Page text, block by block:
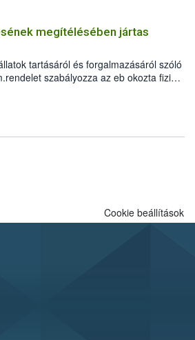
megítélésében jártas
tartásáról és forgalmazásáról szóló
szabályozza az eb okozta fizikai
keletkezésekor felmerülő
a veszélyes eb tartását és annak
Cookie beállítások